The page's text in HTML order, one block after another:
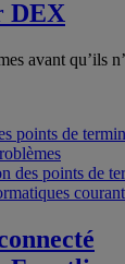
DEX
avant qu’ils
points de
des points de